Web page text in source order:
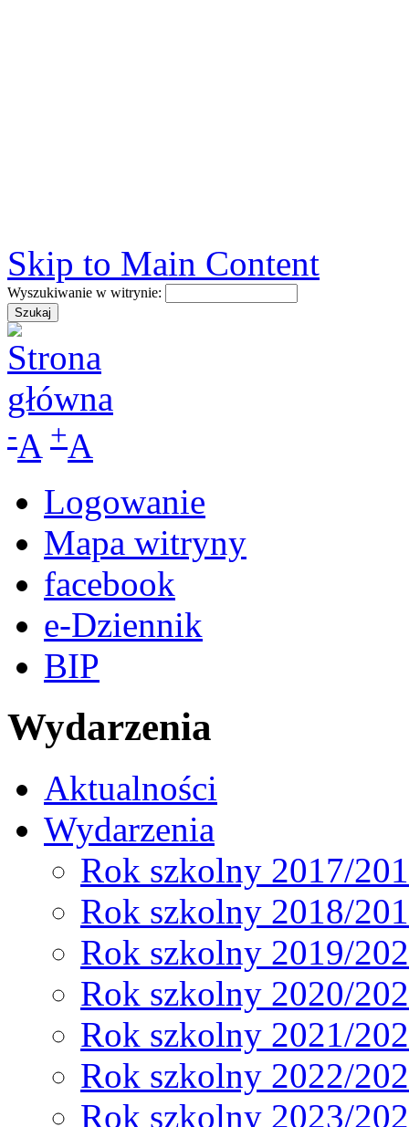
Skip to Main Content
Wyszukiwanie w witrynie:
-A +A
Logowanie
Mapa witryny
facebook
e-Dziennik
BIP
Wydarzenia
Aktualności
Wydarzenia
Rok szkolny 2017/
Rok szkolny 2018/
Rok szkolny 2019/
Rok szkolny 2020/
Rok szkolny 2021/
Rok szkolny 2022/
Rok szkolny 2023/